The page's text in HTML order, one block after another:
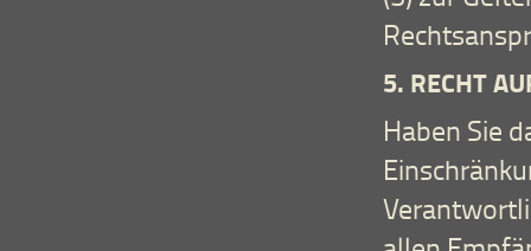
5. RECHT
Haben Sie